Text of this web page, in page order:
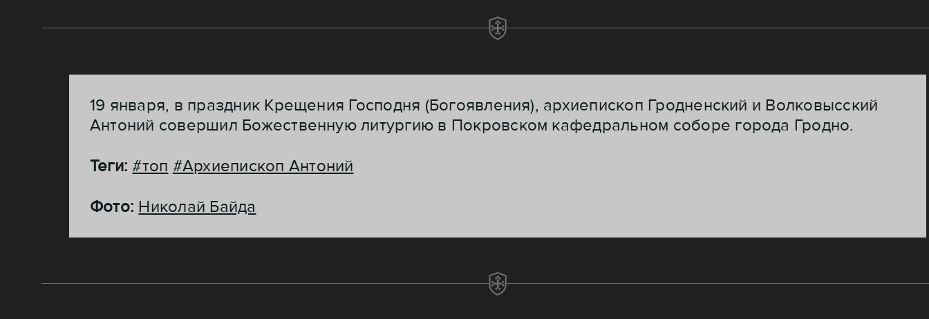
19 января, в праздник Крещения Господня (Богоявления), архиепископ Гродненский и Волковысский
Антоний совершил Божественную литургию в Покровском кафедральном соборе города Гродно.
Теги:#топ #Архиепископ Антоний
Фото: Николай Байда